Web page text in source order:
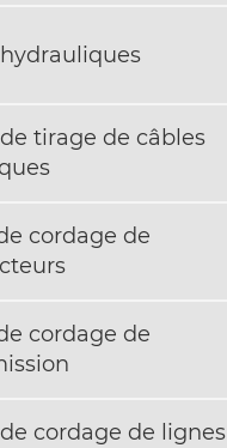
tirage de câbles
cordage de
cordage de
cordage de lignes